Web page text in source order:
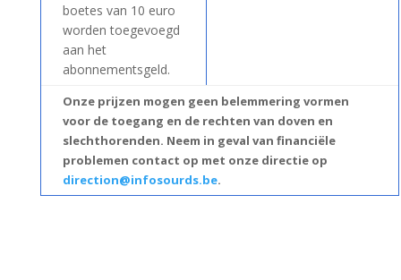
boetes van 10 euro
worden toegevoegd
aan het
abonnementsgeld.
Onze prijzen mogen geen belemmering vormen
voor de toegang en de rechten van doven en
slechthorenden. Neem in geval van financiële
problemen contact op met onze directie op
direction@infosourds.be.